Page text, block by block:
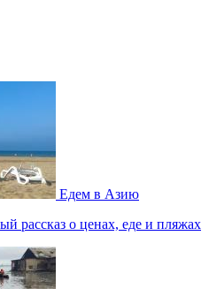
Едем в Азию
рассказ о ценах, еде и пляжах